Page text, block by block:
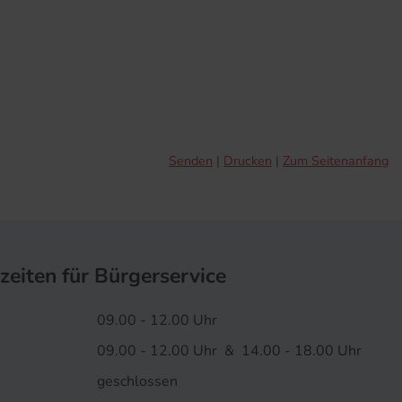
Senden Drucken Zum Seitenanfang
für Bürgerservice
09.00 - 12.00 Uhr
09.00 - 12.00 Uhr & 14.00 - 18.00 Uhr
geschlossen